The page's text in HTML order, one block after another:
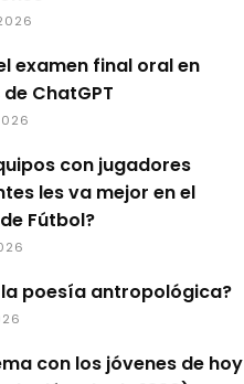
examen final oral en
ChatGPT
con jugadores
les va mejor en el
Fútbol?
la poesía antropológica?
con los jóvenes de hoy